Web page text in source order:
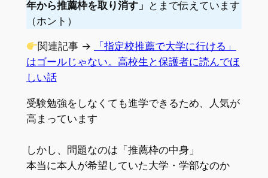
年から推薦枠を取り消す」 とまで伝えています
（ホント）
関連記事 →
「指定校推薦で大学に行ける」
はゴールじゃない。高校生と保護者に読んでほ
しい話
受験勉強をしなくても進学できるため、人気が
高まっています
しかし、問題なのは「推薦枠の中身」
本当に本人が希望していた大学・学部なのか